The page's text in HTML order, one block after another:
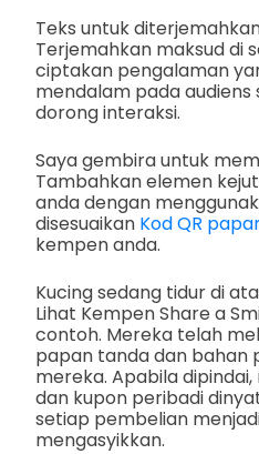
Teks untuk
Terjemahkan maksud di
ciptakan pengalaman
mendalam pada audiens
dorong interaksi.
Saya gembira untuk
Tambahkan elemen
anda dengan
disesuaikan Kod QR
kempen anda.
Kucing sedang tidur di
Lihat Kempen Share a
contoh. Mereka telah
papan tanda dan bahan
mereka. Apabila
dan kupon peribadi
setiap pembelian
mengasyikkan.